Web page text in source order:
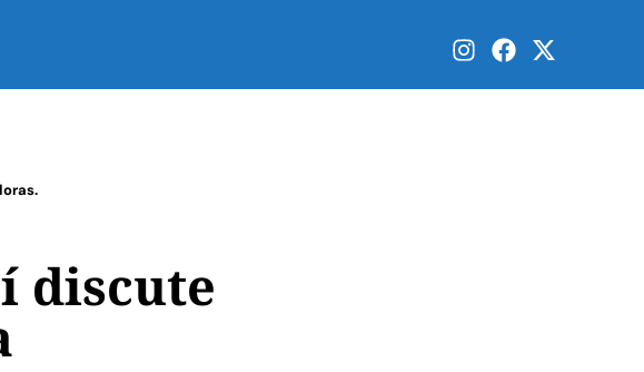
discute